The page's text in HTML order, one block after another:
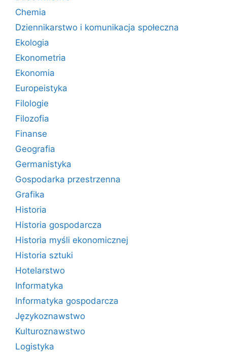
Chemia
Dziennikarstwo i komunikacja społeczna
Ekologia
Ekonometria
Ekonomia
Europeistyka
Filologie
Filozofia
Finanse
Geografia
Germanistyka
Gospodarka przestrzenna
Grafika
Historia
Historia gospodarcza
Historia myśli ekonomicznej
Historia sztuki
Hotelarstwo
Informatyka
Informatyka gospodarcza
Językoznawstwo
Kulturoznawstwo
Logistyka